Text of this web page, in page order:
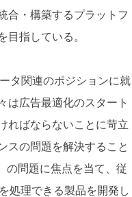
合・構築するプラットフ
目指している。
タ関連のポジションに就
は広告最適化のスタート
ればならないことに苛立
スの問題を解決すること
の問題に焦点を当て、従
処理できる製品を開発し